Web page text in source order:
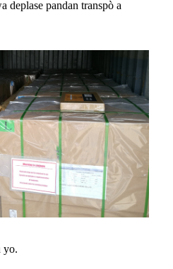
deplase pandan transpò a
yo.